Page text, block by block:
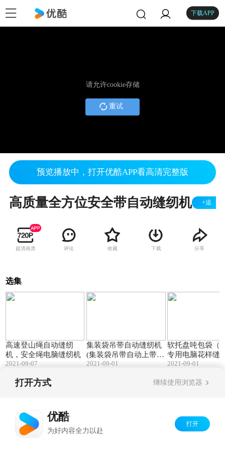
下载APP
请允许cookie存储
重试
预览播放中，打开优酷APP看高清完整版
高质量全方位安全带自动缝纫机 +追
超清画质 评论 收藏 下载 分享
选集
高速登山绳自动缝纫
机，安全绳电脑缝纫机
2021-09-07
集装袋吊带自动缝纫机
(集装袋吊带自动上带缝
纫机)
2021-09-01
软托盘吨包袋（
专用电脑花样缝
2021-09-01
打开方式 继续使用浏览器
优酷
为好内容全力以赴
打开